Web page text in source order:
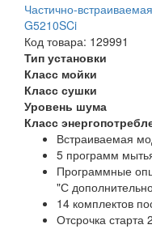
Частично-
G5210SCi
Код товара: 129991
Тип установки
Класс мойки
Класс сушки
Уровень шума
Класс
Встраиваемая
5 программ
Программные
"С
14 комплектов
Отсрочка старта